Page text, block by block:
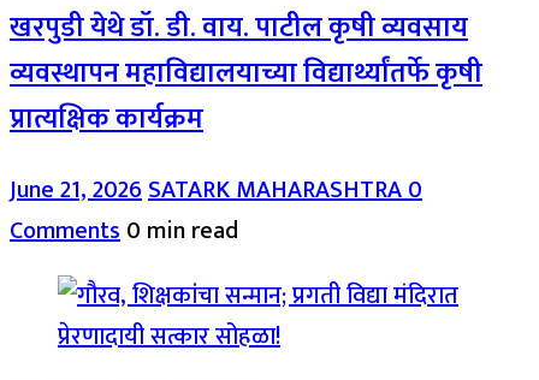
खरपुडी येथे डॉ. डी. वाय. पाटील कृषी व्यवसाय
व्यवस्थापन महाविद्यालयाच्या विद्यार्थ्यांतर्फे कृषी
प्रात्यक्षिक कार्यक्रम
June 21, 2026SATARK MAHARASHTRA0
Comments0 min read